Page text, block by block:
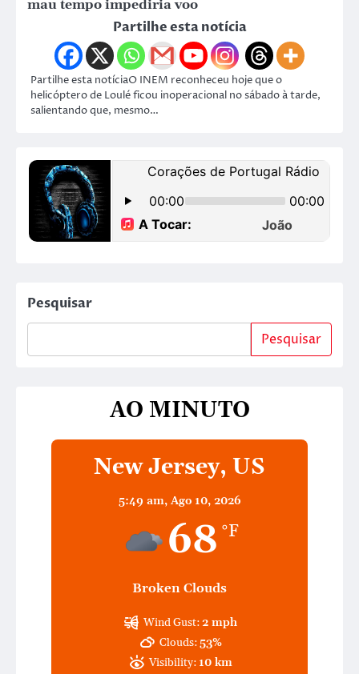
mau tempo impediria voo
Partilhe esta notícia
Partilhe esta notíciaO INEM reconheceu hoje que o
helicóptero de Loulé ficou inoperacional no sábado à tarde,
salientando que, mesmo…
Pesquisar
Pesquisar
AO MINUTO
New Jersey, US
5:49 am, Ago 10, 2026
68 °F
Broken Clouds
Wind Gust:2 mph
Clouds:53%
Visibility: 10 km